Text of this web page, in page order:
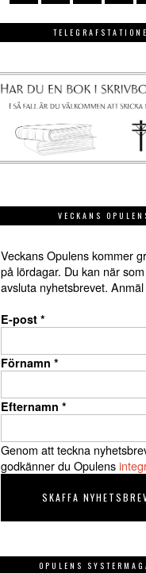
VECKANS
Veckans Opulens kommer
på lördagar. Du kan när
avsluta nyhetsbrevet.
E-post *
Förnamn *
Efternamn *
Genom att teckna
godkänner du Opulens
OPULENS